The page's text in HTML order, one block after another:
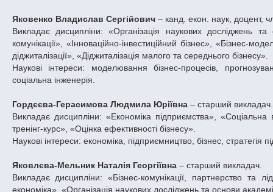
Яковенко Владислав Сергійович– канд. екон. наук, доцент,
Викладає дисципліни: «Організація наукових досліджень
комунікації», «Інноваційно-інвестиційний бізнес», «Бізнес-
діджиталізації», «Діджиталізація малого та середнього бізнесу».
Наукові інтереси: моделювання бізнес-процесів,
соціальна інженерія.
Гордєєва-Герасимова Людмила Юріївна– старший викладач.
Викладає дисципліни: «Економіка підприємства», «Соціальна
тренінг-курс», «Оцінка ефективності бізнесу».
Наукові інтереси: економіка, підприємництво, бізнес, стратегія
Яковлєва-Мельник Наталія Георгіївна– старший викладач.
Викладає дисципліни: «Бізнес-комунікації, партнерство та
економіка», «Організація наукових досліджень та основи